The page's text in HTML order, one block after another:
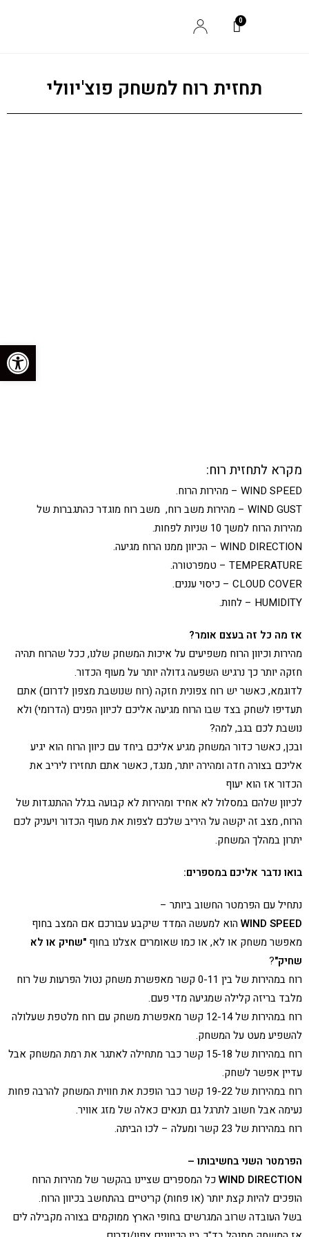
תחזית רוח למשחק פוצ'יוולי
מקרא לתחזית רוח:
WIND SPEED – מהירות הרוח.
WIND GUST – מהירות משב רוח, משב רוח מוגדר כהתגברות של
מהירות הרוח למשך 10 שניות לפחות.
WIND DIRECTION – הכיוון ממנו הרוח מגיעה.
TEMPERATURE – טמפרטורה.
CLOUD COVER – כיסוי עננים.
HUMIDITY – לחות.
אז מה כל זה בעצם אומר?
מהירות וכיוון הרוח משפיעים על איכות המשחק שלנו, ככל שהרוח תהיה
חזקה יותר כך נרגיש השפעה גדולה יותר על מעוף הכדור.
לדוגמא, כאשר יש רוח צפונית חזקה (רוח שנושבת מצפון לדרום) אתם
תעדיפו לשחק בצד שבו הרוח מגיעה אליכם לכיוון הפנים (הדרומי) ולא
נושבת לכם בגב, למה?
ובכן, כאשר כדור המשחק מגיע אליכם ביחד עם כיוון הרוח הוא יגיע
אליכם בצורה חדה ומהירה יותר, מנגד, כאשר אתם תחזירו ליריב את
הכדור אז הוא יעוף
לכיוון שלהם במסלול לא אחיד ומהירות לא קבועה בגלל ההתנגדות של
הרוח, מצב זה יקשה על היריב שלכם לצפות את מעוף הכדור ויעניק לכם
יתרון במהלך המשחק.
בואו נדבר אליכם במספרים:
נתחיל עם הפרמטר החשוב ביותר –
WIND SPEED הוא למעשה המדד שיקבע עבורכם אם המצב בחוף
מאפשר משחק או לא, או כמו שאומרים אצלנו בחוף "שחיק או לא
שחיק"?
רוח במהירות של בין 0-11 קשר מאפשרת משחק נטול הפרעות של רוח
מלבד בריזה קלילה שמגיעה מדי פעם.
רוח במהירות של 12-14 קשר מאפשרת משחק עם רוח מלטפת שעלולה
להשפיע מעט על המשחק.
רוח במהירות של 15-18 קשר כבר מתחילה לאתגר את רמת המשחק אבל
עדיין אפשר לשחק.
רוח במהירות של 19-22 קשר כבר הופכת את חווית המשחק להרבה פחות
נעימה אבל חשוב לתרגל גם תנאים כאלה של מזג אוויר.
רוח במהירות של 23 קשר ומעלה – לכו הביתה.
הפרמטר השני בחשיבותו –
WIND DIRECTIONכל המספרים שציינו בהקשר של מהירות הרוח
הופכים להיות קצת יותר (או פחות) קריטיים בהתחשב בכיוון הרוח.
בשל העובדה שרוב המגרשים בחופי הארץ ממוקמים בצורה מקבילה לים
פתח סרגל נגישות